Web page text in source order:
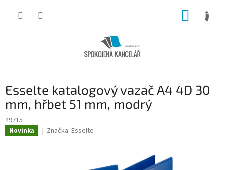
Esselte katalogový vazač A4 4D 30
mm, hřbet 51 mm, modrý
49715
Novinka Značka: Esselte